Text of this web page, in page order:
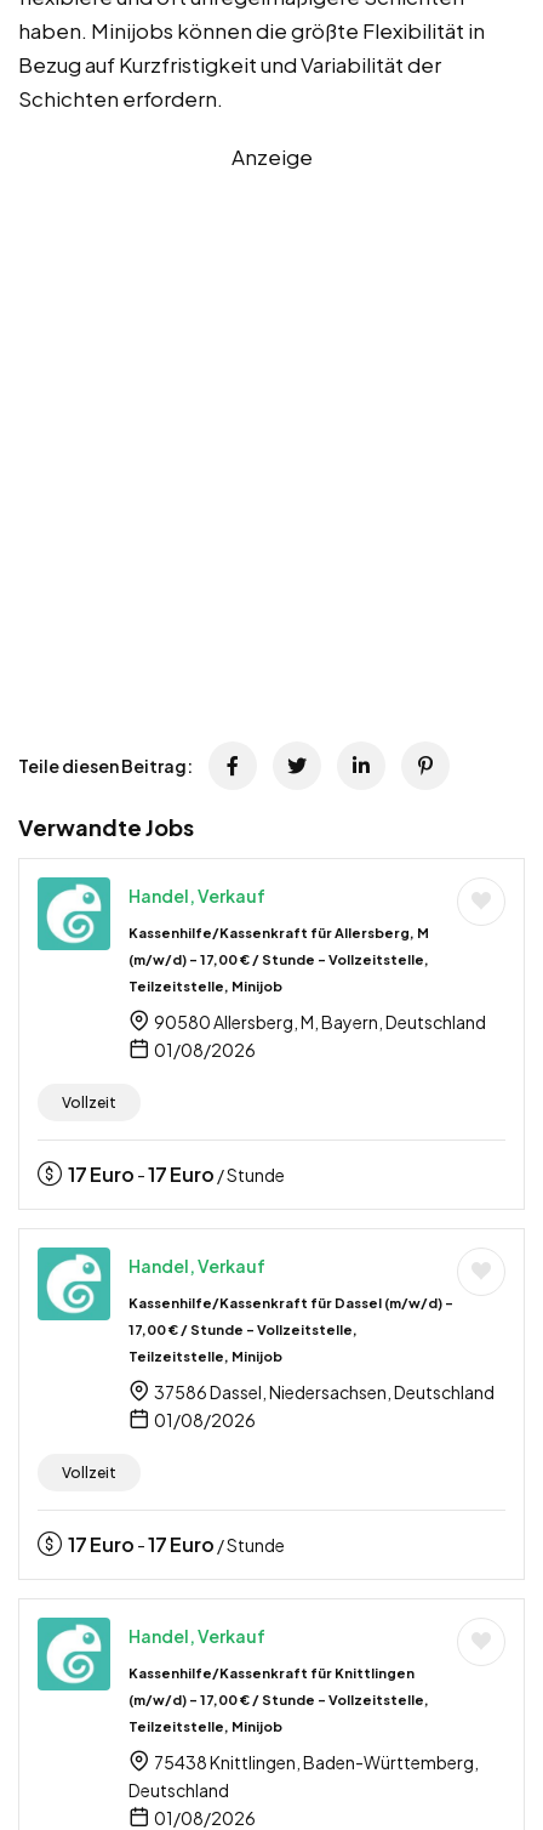
haben. Minijobs können die größte Flexibilität in
Bezug auf Kurzfristigkeit und Variabilität der
Schichten erfordern.
Anzeige
Teile diesen Beitrag:
Verwandte Jobs
Handel, Verkauf
Kassenhilfe/Kassenkraft für Allersberg, M
(m/w/d) – 17,00 € / Stunde – Vollzeitstelle,
Teilzeitstelle, Minijob
90580 Allersberg, M, Bayern, Deutschland
01/08/2026
Vollzeit
17Euro -17Euro / Stunde
Handel, Verkauf
Kassenhilfe/Kassenkraft für Dassel (m/w/d) –
17,00 € / Stunde – Vollzeitstelle,
Teilzeitstelle, Minijob
37586 Dassel, Niedersachsen, Deutschland
01/08/2026
Vollzeit
17Euro -17Euro / Stunde
Handel, Verkauf
Kassenhilfe/Kassenkraft für Knittlingen
(m/w/d) – 17,00 € / Stunde – Vollzeitstelle,
Teilzeitstelle, Minijob
75438 Knittlingen, Baden-Württemberg,
Deutschland
01/08/2026